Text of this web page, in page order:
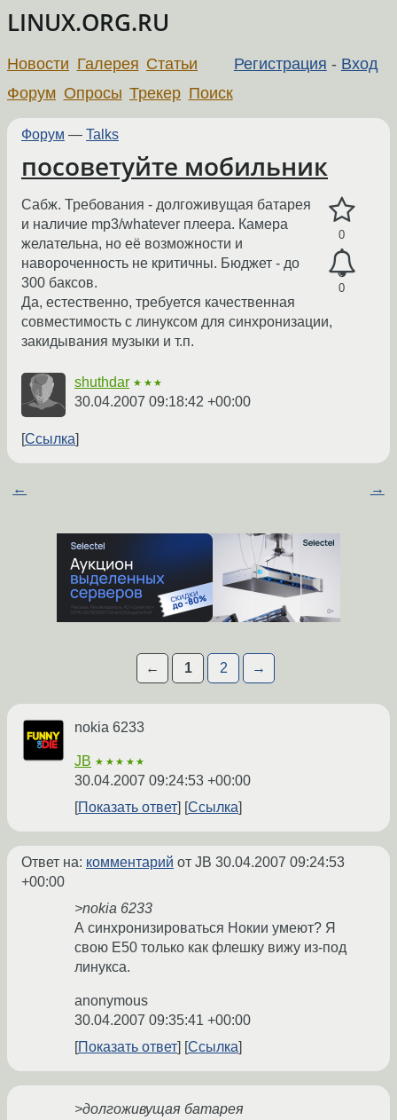
LINUX.ORG.RU
Регистрация - Вход
Новости Галерея Статьи
Форум Опросы Трекер Поиск
Форум — Talks
посоветуйте мобильник
0
0
Сабж. Требования - долгоживущая батарея
и наличие mp3/whatever плеера. Камера
желательна, но её возможности и
навороченность не критичны. Бюджет - до
300 баксов.
Да, естественно, требуется качественная
совместимость с линуксом для синхронизации,
закидывания музыки и т.п.
shuthdar ★★★
30.04.2007 09:18:42 +00:00
Ссылка
← →
← 1 2 →
nokia 6233
JB ★★★★★
30.04.2007 09:24:53 +00:00
Показать ответ
Ссылка
Ответ на: комментарий от JB 30.04.2007 09:24:53
+00:00
>nokia 6233
А синхронизироваться Нокии умеют? Я
свою Е50 только как флешку вижу из-под
линукса.
anonymous
30.04.2007 09:35:41 +00:00
Показать ответ
Ссылка
>долгоживущая батарея